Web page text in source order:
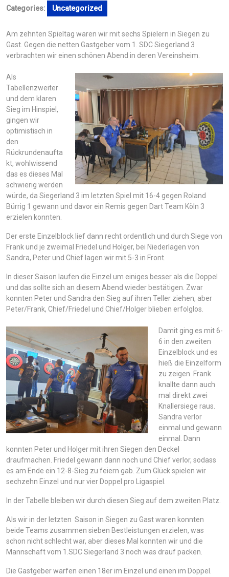
Categories: Uncategorized
Am zehnten Spieltag waren wir mit sechs Spielern in Siegen zu
Gast. Gegen die netten Gastgeber vom 1. SDC Siegerland 3
verbrachten wir einen schönen Abend in deren Vereinsheim.
Als
Tabellenzweiter
und dem klaren
Sieg im Hinspiel,
gingen wir
optimistisch in
den
Rückrundenaufta
kt, wohlwissend
das es dieses Mal
schwierig werden
würde, da Siegerland 3 im letzten Spiel mit 16-4 gegen Roland
Bürrig 1 gewann und davor ein Remis gegen Dart Team Köln 3
erzielen konnten.
Der erste Einzelblock lief dann recht ordentlich und durch Siege von
Frank und je zweimal Friedel und Holger, bei Niederlagen von
Sandra, Peter und Chief lagen wir mit 5-3 in Front.
In dieser Saison laufen die Einzel um einiges besser als die Doppel
und das sollte sich an diesem Abend wieder bestätigen. Zwar
konnten Peter und Sandra den Sieg auf ihren Teller ziehen, aber
Peter/Frank, Chief/Friedel und Chief/Holger blieben erfolglos.
Damit ging es mit 6-
6 in den zweiten
Einzelblock und es
hieß die Einzelform
zu zeigen. Frank
knallte dann auch
mal direkt zwei
Knallersiege raus.
Sandra verlor
einmal und gewann
einmal. Dann
konnten Peter und Holger mit ihren Siegen den Deckel
draufmachen. Friedel gewann dann noch und Chief verlor, sodass
es am Ende ein 12-8-Sieg zu feiern gab. Zum Glück spielen wir
sechzehn Einzel und nur vier Doppel pro Ligaspiel.
In der Tabelle bleiben wir durch diesen Sieg auf dem zweiten Platz.
Als wir in der letzten Saison in Siegen zu Gast waren konnten
beide Teams zusammen sieben Bestleistungen erzielen, was
schon nicht schlecht war, aber dieses Mal konnten wir und die
Mannschaft vom 1.SDC Siegerland 3 noch was drauf packen.
Die Gastgeber warfen einen 18er im Einzel und einen im Doppel.